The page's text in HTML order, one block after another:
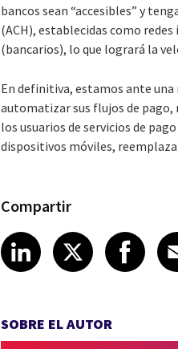
bancos sean “accesibles” y
(ACH), establecidas como
(bancarios), lo que logrará la
En definitiva, estamos ante una
automatizar sus flujos de
los usuarios de servicios de
dispositivos móviles,
Compartir
Share article on
LinkedIn
Share
XShare
SOBRE EL AUTOR